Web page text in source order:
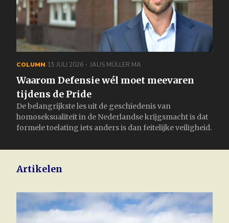
COLUMN 15 JULI 2026 JAUS MÜLLER MA
Waarom Defensie wél moet meevaren
tijdens de Pride
De belangrijkste les uit de geschiedenis van
homoseksualiteit in de Nederlandse krijgsmacht is dat
formele toelating iets anders is dan feitelijke veiligheid.
Artikelen